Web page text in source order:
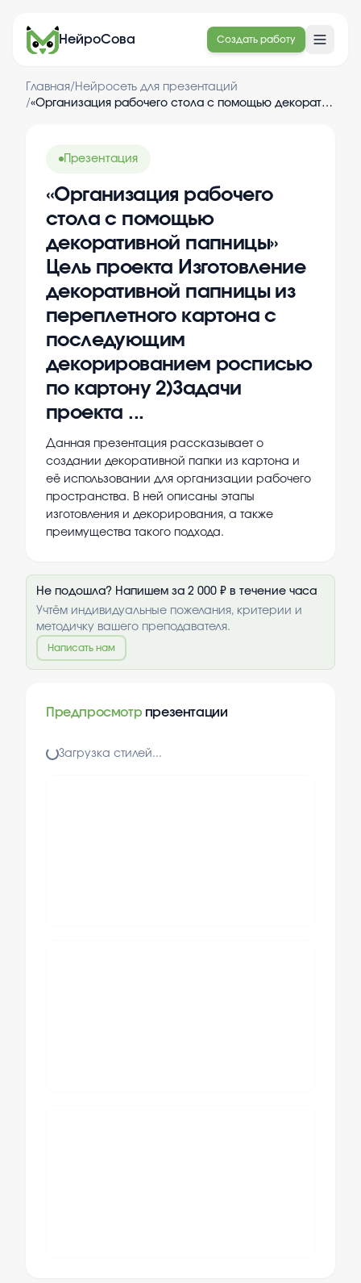
НейроСова Создать работу
Главная/ Нейросеть для презентаций
/
«Организация рабочего стола с помощью декоративной папницы» Цель проекта Изготовление декоративной папницы из переплетного картона с последующим декорированием росписью по картону 2)Задачи проекта ...
Презентация
«Организация рабочего
стола с помощью
декоративной папницы»
Цель проекта Изготовление
декоративной папницы из
переплетного картона с
последующим
декорированием росписью
по картону 2)Задачи
проекта ...
Данная презентация рассказывает о
создании декоративной папки из картона и
её использовании для организации рабочего
пространства. В ней описаны этапы
изготовления и декорирования, а также
преимущества такого подхода.
Не подошла? Напишем за 2 000 ₽ в течение часа
Учтём индивидуальные пожелания, критерии и
методичку вашего преподавателя.
Написать нам
Предпросмотр презентации
Загрузка стилей...